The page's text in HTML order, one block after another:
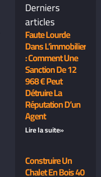
Derniers
articles
Faute Lourde
Dans L’immobilier
: Comment Une
Sanction De 12
968 € Peut
Détruire La
Réputation D’un
Agent
Lire la suite»
Construire Un
Chalet En Bois 40